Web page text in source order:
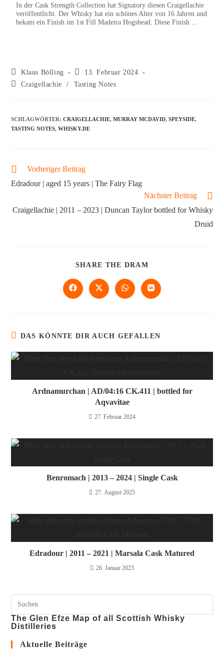
In der Cask Strength Collection hat Signatory diesen Craigellachie
veröffentlicht. Der Whisky hat ein schönes Alter von 16 Jahren und
bekam ein Finish im 1st Fill Madeira Hogshead. Diese Finish ...
Klaus Bölling
13. Februar 2024
Craigellachie
/ Tasting Notes
SCHLAGWÖRTER:CRAIGELLACHIE, MURRAY MCDAVID, SPEYSIDE,
TASTING NOTES, WHISKY.DE
Vorheriger Beitrag
Edradour | aged 15 years | The Fairy Flag
Nächster Beitrag
Craigellachie | 2011 – 2023 | Duncan Taylor bottled for Whisky
Druid
SHARE THE DRAM
DAS KÖNNTE DIR AUCH GEFALLEN
Ardnamurchan | AD/04:16 CK.411 | bottled for
Aqvavitae
27. Februar 2024
Benromach | 2013 – 2024 | Single Cask
27. August 2025
Edradour | 2011 – 2021 | Marsala Cask Matured
26. Januar 2023
The Glen Efze Map of all Scottish Whisky
Distilleries
Aktuelle Beiträge